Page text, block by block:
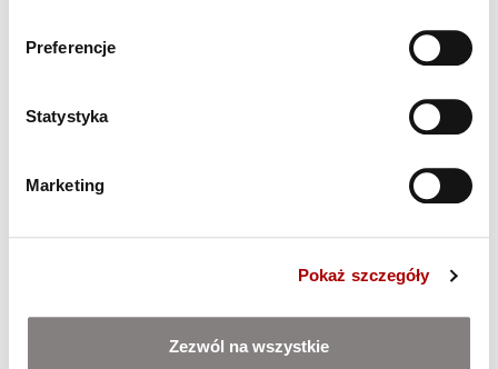
Preferencje
Statystyka
Marketing
Pokaż szczegóły
Zezwól na wszystkie